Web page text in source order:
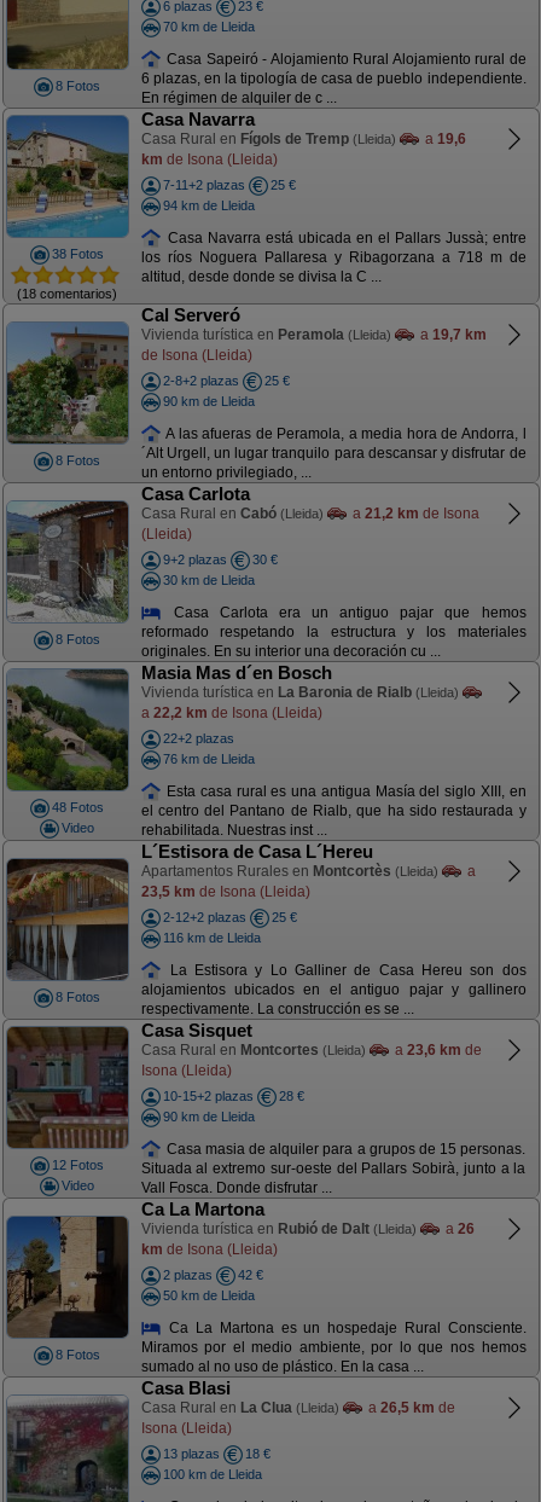
8 Fotos
6 plazas
23 €
70 km de Lleida
Casa Sapeiró - Alojamiento Rural Alojamiento rural de
6 plazas, en la tipología de casa de pueblo independiente.
En régimen de alquiler de c ...
38 Fotos
(18 comentarios)
Casa Navarra
Casa Rural en Fígols de Tremp (Lleida) a 19,6
km de Isona (Lleida)
7-11+2 plazas
25 €
94 km de Lleida
Casa Navarra está ubicada en el Pallars Jussà; entre
los ríos Noguera Pallaresa y Ribagorzana a 718 m de
altitud, desde donde se divisa la C ...
8 Fotos
Cal Serveró
Vivienda turística en Peramola (Lleida) a 19,7 km
de Isona (Lleida)
2-8+2 plazas
25 €
90 km de Lleida
A las afueras de Peramola, a media hora de Andorra, l
´Alt Urgell, un lugar tranquilo para descansar y disfrutar de
un entorno privilegiado, ...
8 Fotos
Casa Carlota
Casa Rural en Cabó (Lleida) a 21,2 km de Isona
(Lleida)
9+2 plazas
30 €
30 km de Lleida
Casa Carlota era un antiguo pajar que hemos
reformado respetando la estructura y los materiales
originales. En su interior una decoración cu ...
48 Fotos
Video
Masia Mas d´en Bosch
Vivienda turística en La Baronia de Rialb (Lleida)
a 22,2 km de Isona (Lleida)
22+2 plazas
76 km de Lleida
Esta casa rural es una antigua Masía del siglo XIII, en
el centro del Pantano de Rialb, que ha sido restaurada y
rehabilitada. Nuestras inst ...
8 Fotos
L´Estisora de Casa L´Hereu
Apartamentos Rurales en Montcortès (Lleida)
a
23,5 km de Isona (Lleida)
2-12+2 plazas
25 €
116 km de Lleida
La Estisora y Lo Galliner de Casa Hereu son dos
alojamientos ubicados en el antiguo pajar y gallinero
respectivamente. La construcción es se ...
12 Fotos
Video
Casa Sisquet
Casa Rural en Montcortes (Lleida) a 23,6 km de
Isona (Lleida)
10-15+2 plazas
28 €
90 km de Lleida
Casa masia de alquiler para a grupos de 15 personas.
Situada al extremo sur-oeste del Pallars Sobirà, junto a la
Vall Fosca. Donde disfrutar ...
8 Fotos
Ca La Martona
Vivienda turística en Rubió de Dalt (Lleida) a 26
km de Isona (Lleida)
2 plazas
42 €
50 km de Lleida
Ca La Martona es un hospedaje Rural Consciente.
Miramos por el medio ambiente, por lo que nos hemos
sumado al no uso de plástico. En la casa ...
Casa Blasi
Casa Rural en La Clua (Lleida) a 26,5 km de
Isona (Lleida)
13 plazas
18 €
100 km de Lleida